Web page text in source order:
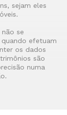
sejam eles
se
efetuam
os dados
são
numa